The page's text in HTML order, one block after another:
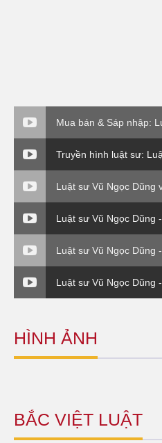
Mua bán & Sáp nhập:
về vụ EVN( P3)
Truyền hình luật sư:
tư 176 Bộ Tài Chính
Luật sư Vũ Ngọc Dũng
Thuế và cuộc sống.
Luật sư Vũ Ngọc Dũng
giá thương hiệu
Luật sư Vũ Ngọc Dũng
ty Bắc Việt Luật ( VTC0
Luật sư Vũ Ngọc Dũng
mạnh (Luật sư và
HÌNH ẢNH
BẮC VIỆT LUẬT